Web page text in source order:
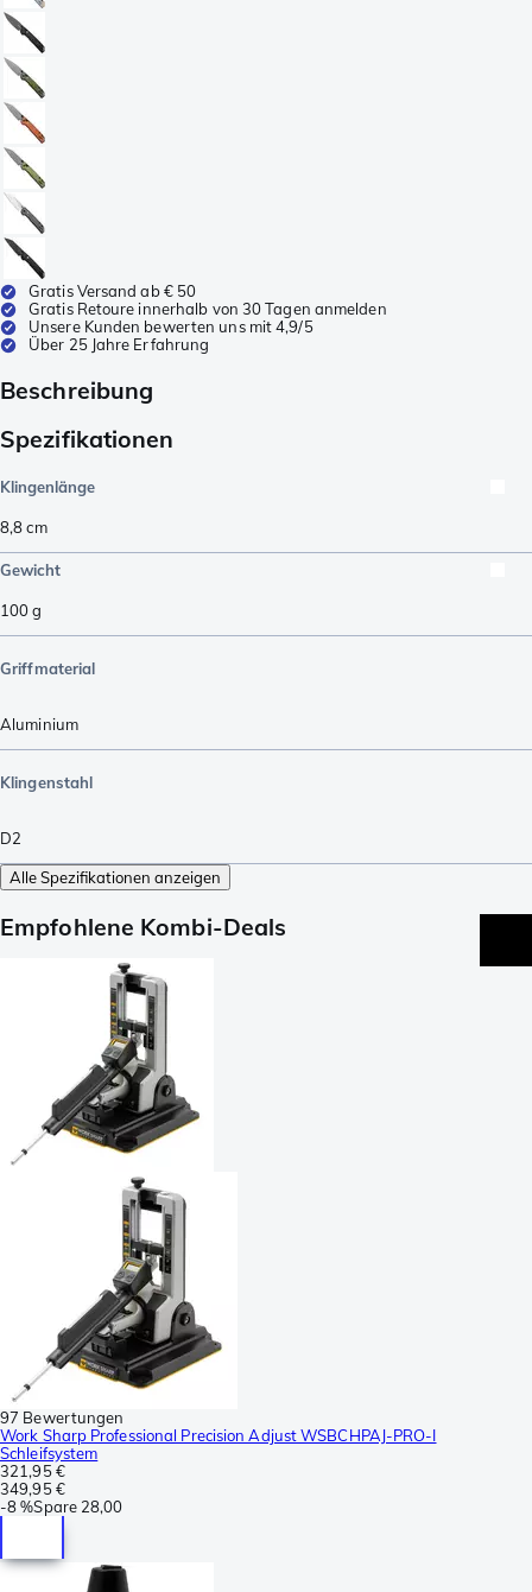
Gratis Versand ab € 50
Gratis Retoure innerhalb von 30 Tagen anmelden
Unsere Kunden bewerten uns mit 4,9/5
Über 25 Jahre Erfahrung
Beschreibung
Spezifikationen
Klingenlänge
8,8cm
Gewicht
100g
Griffmaterial
Aluminium
Klingenstahl
D2
Alle Spezifikationen anzeigen
Empfohlene Kombi-Deals
97 Bewertungen
Work Sharp Professional Precision Adjust WSBCHPAJ-PRO-I
Schleifsystem
321,95 €
349,95 €
-8 %Spare 28,00